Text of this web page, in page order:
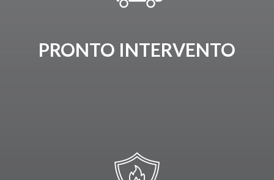
PRONTO INTERVENTO